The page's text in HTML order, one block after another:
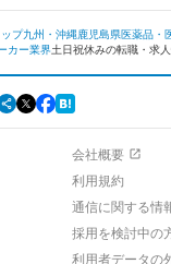
プ九州・沖縄鹿児島県医薬品・
カー業界土日祝休みの転職・求
会社概要
利用規約
通信に関する情
採用を検討中の
利用者データの